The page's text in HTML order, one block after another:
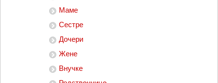
Маме
Сестре
Дочери
Жене
Внучке